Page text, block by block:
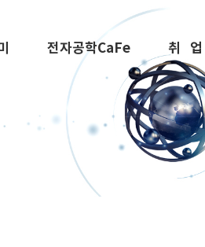
전자공학CaFe 취 업